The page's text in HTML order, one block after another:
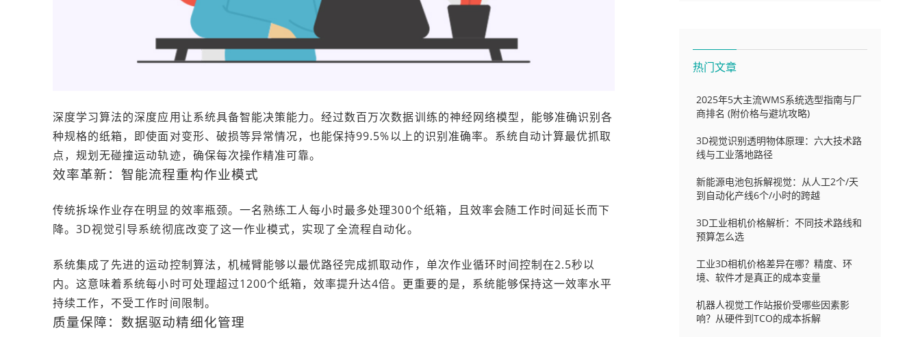
深度学习算法的深度应用让系统具备智能决策能力。经过数百万次数据训练的神经网络模型，能够准确识别各
种规格的纸箱，即使面对变形、破损等异常情况，也能保持99.5%以上的识别准确率。系统自动计算最优抓取
点，规划无碰撞运动轨迹，确保每次操作精准可靠。
效率革新：智能流程重构作业模式
传统拆垛作业存在明显的效率瓶颈。一名熟练工人每小时最多处理300个纸箱，且效率会随工作时间延长而下
降。3D视觉引导系统彻底改变了这一作业模式，实现了全流程自动化。
系统集成了先进的运动控制算法，机械臂能够以最优路径完成抓取动作，单次作业循环时间控制在2.5秒以
内。这意味着系统每小时可处理超过1200个纸箱，效率提升达4倍。更重要的是，系统能够保持这一效率水平
持续工作，不受工作时间限制。
质量保障：数据驱动精细化管理
热门文章
2025年5大主流WMS系统选型指南与厂
商排名 (附价格与避坑攻略)
3D视觉识别透明物体原理：六大技术路
线与工业落地路径
新能源电池包拆解视觉：从人工2个/天
到自动化产线6个/小时的跨越
3D工业相机价格解析：不同技术路线和
预算怎么选
工业3D相机价格差异在哪？精度、环
境、软件才是真正的成本变量
机器人视觉工作站报价受哪些因素影
响？从硬件到TCO的成本拆解